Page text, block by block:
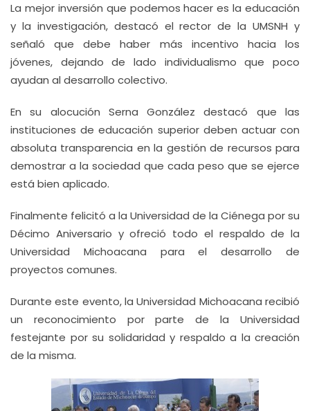
La mejor inversión que podemos hacer es la educación
y la investigación, destacó el rector de la UMSNH y
señaló que debe haber más incentivo hacia los
jóvenes, dejando de lado individualismo que poco
ayudan al desarrollo colectivo.
En su alocución Serna González destacó que las
instituciones de educación superior deben actuar con
absoluta transparencia en la gestión de recursos para
demostrar a la sociedad que cada peso que se ejerce
está bien aplicado.
Finalmente felicitó a la Universidad de la Ciénega por su
Décimo Aniversario y ofreció todo el respaldo de la
Universidad Michoacana para el desarrollo de
proyectos comunes.
Durante este evento, la Universidad Michoacana recibió
un reconocimiento por parte de la Universidad
festejante por su solidaridad y respaldo a la creación
de la misma.